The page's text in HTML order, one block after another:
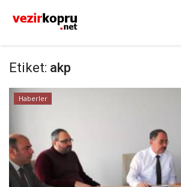
Etiket: akp
Haberler